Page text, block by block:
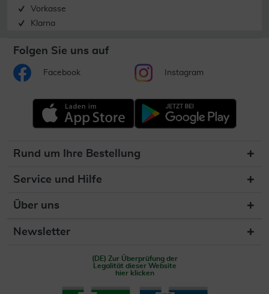
Vorkasse
Klarna
Folgen Sie uns auf
Facebook Instagram
Rund um Ihre Bestellung
Service und Hilfe
Über uns
Newsletter
(DE) Zur Überprüfung der
Legalität dieser Website
hier klicken